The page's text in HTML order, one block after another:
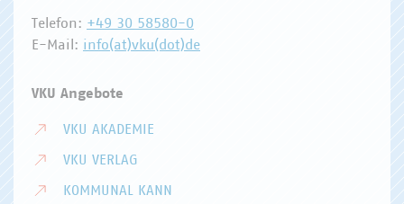
Telefon: +49 30 58580-0
E-Mail: info(at)vku(dot)de
VKU Angebote
VKU AKADEMIE
VKU VERLAG
KOMMUNAL KANN